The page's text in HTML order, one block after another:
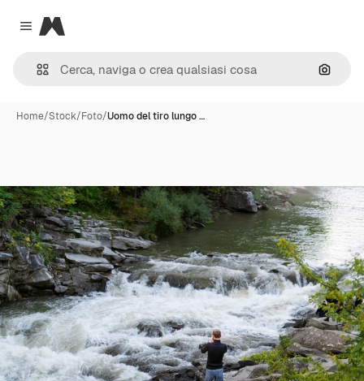
Close menu
Magnific
Cerca
Home/Stock/Foto/Uomo del tiro lungo …